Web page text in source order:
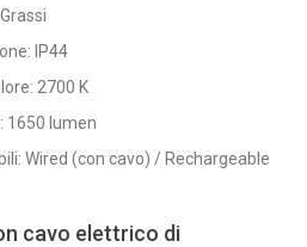
IP44
2700 K
1650 lumen
Wired (con cavo) / Rechargeable
cavo elettrico di